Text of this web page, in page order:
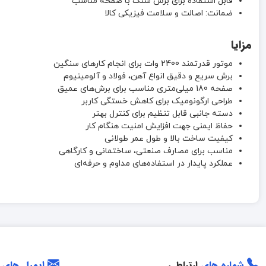
ضمانت: اصالت و سلامت فیزیکی کالا
مزایا
موتور قدرتمند 2400 وات برای انجام کارهای سنگین
برش سریع و دقیق انواع آهن، فولاد و آلومینیوم
صفحه 180 میلی‌متری مناسب برای برش‌های عمیق
طراحی ارگونومیک برای کاهش خستگی کاربر
دسته جانبی قابل تنظیم برای کنترل بهتر
حفاظ ایمنی جهت افزایش امنیت هنگام کار
کیفیت ساخت بالا و طول عمر طولانی
مناسب برای مصارف صنعتی، ساختمانی و کارگاهی
عملکرد پایدار در استفاده‌های مداوم و حرفه‌ای